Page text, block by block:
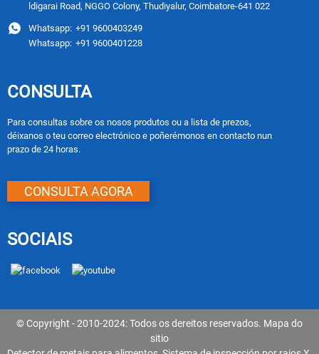
ldigarai Road, NGGO Colony, Thudiyalur, Coimbatore-641 022
Whatsapp: +91 9600403249
Whatsapp: +91 9600401228
CONSULTA
Para consultas sobre os nosos produtos ou a lista de prezos,
déixanos o teu correo electrónico e poñerémonos en contacto nun
prazo de 24 horas.
CONSULTA AGORA
SOCIAIS
© Copyright - 2010-2024: Todos os dereitos reservados. Mapa do
sitio